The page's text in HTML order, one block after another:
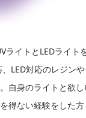
ライトとLEDライト
LED対応のレジン
自身のライトと欲
得ない経験をした